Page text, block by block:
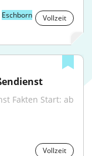
Eschborn
Vollzeit
Fakten Start: ab
Vollzeit